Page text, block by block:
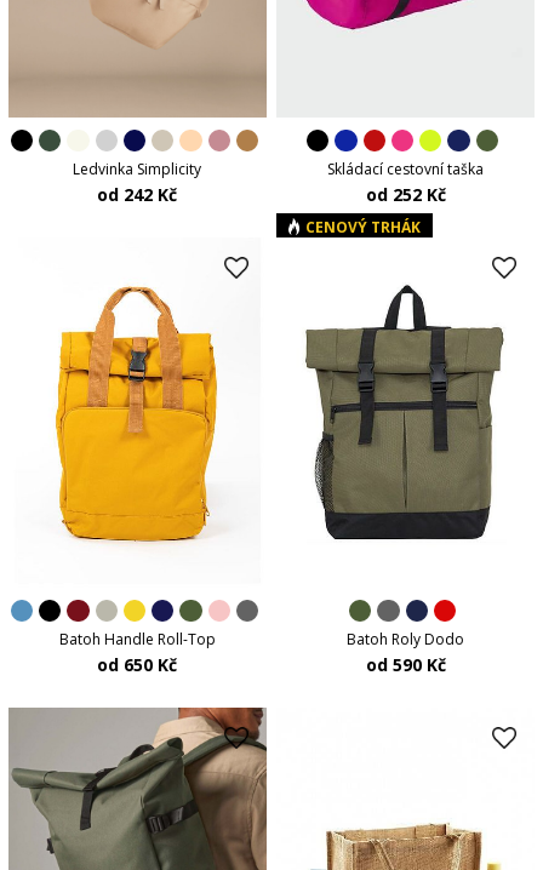
Ledvinka Simplicity
od 242 Kč
Skládací cestovní taška
od 252 Kč
Batoh Handle Roll-Top
od 650 Kč
CENOVÝ TRHÁK
Batoh Roly Dodo
od 590 Kč